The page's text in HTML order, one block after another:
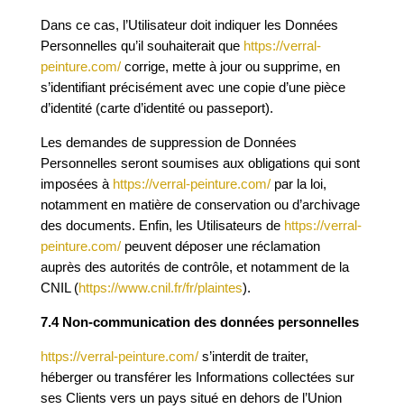
Dans ce cas, l’Utilisateur doit indiquer les Données
Personnelles qu’il souhaiterait que https://verral-
peinture.com/ corrige, mette à jour ou supprime, en
s’identifiant précisément avec une copie d’une pièce
d’identité (carte d’identité ou passeport).
Les demandes de suppression de Données
Personnelles seront soumises aux obligations qui sont
imposées à https://verral-peinture.com/par la loi,
notamment en matière de conservation ou d’archivage
des documents. Enfin, les Utilisateurs de https://verral-
peinture.com/peuvent déposer une réclamation
auprès des autorités de contrôle, et notamment de la
CNIL (https://www.cnil.fr/fr/plaintes).
7.4 Non-communication des données personnelles
https://verral-peinture.com/s’interdit de traiter,
héberger ou transférer les Informations collectées sur
ses Clients vers un pays situé en dehors de l’Union